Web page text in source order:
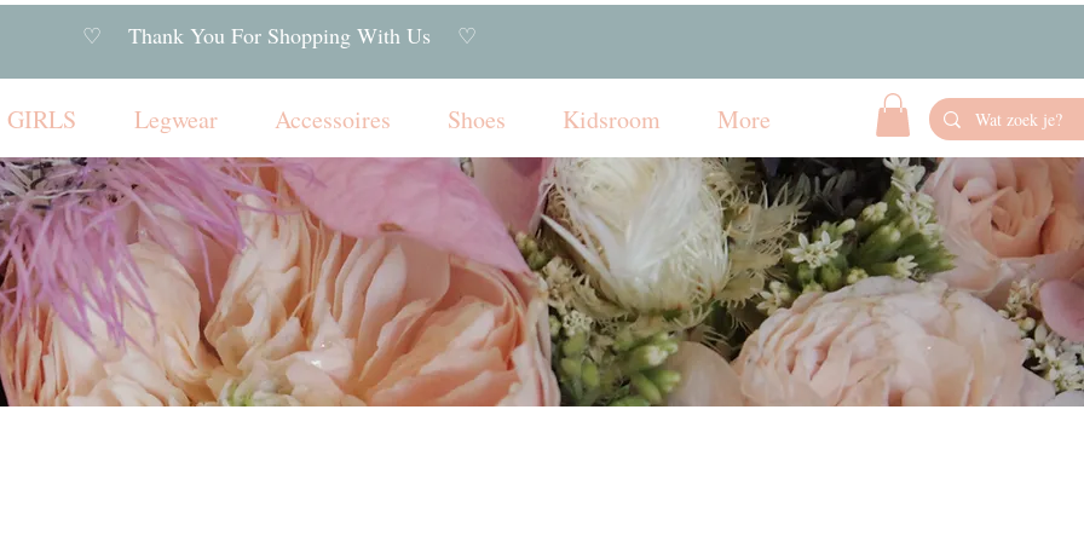
♡ Thank You For Shopping With Us ♡
GIRLS Legwear Accessoires Shoes Kidsroom More